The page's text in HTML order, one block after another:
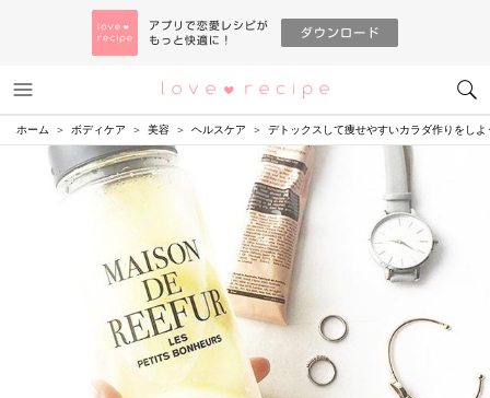
恋愛レシピ
ホーム ボディケア 美容 ヘルスケア デトックスして痩せやすいカラダ作りをし